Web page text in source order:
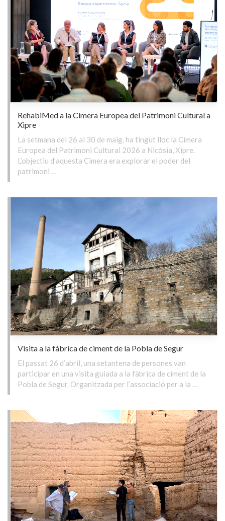
RehabiMed a la Cimera Europea del Patrimoni Cultural a
Xipre
La setmana del 26 al 30 de maig, ha tingut lloc la Cimera
Europea del Patrimoni Cultural 2026 a Nicòsia, Xipre.
L’objectiu d’aquesta Cimera era explorar el poder del
patrimoni …
Visita a la fàbrica de ciment de la Pobla de Segur
El passat 26 d’abril, una setantena de persones van
participar en una visita guiada a la fàbrica de ciment de la
Pobla de Segur. Organitzada per l’associació per a la …